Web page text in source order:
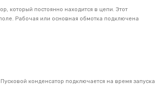
который постоянно находится в цепи. Этот
Рабочая или основная обмотка подключена
конденсатор подключается на время запуска